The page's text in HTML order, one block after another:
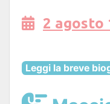
2 agosto
Leggi la breve